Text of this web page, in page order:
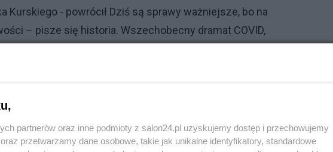
Kurskiego - powrócił Dziś są sprawy ważniejsze, bo na
– pisze się historia. Wszechobecny dramat COVID,
wojny na wschodzie i odradzająca się niemiecka
sprawia, że niepewność jutra przytłacza każdego z
schodzą na plan dalszy. Ale nie zmienia to faktu,
Ponieważ opinia publiczna ma prawo wiedzieć,
nas świecie (zawsze, ale tym bardziej dotyczy to
na pewno informują, a nie realizują – a to jednak
partnerów oraz inne podmioty z salon24.pl uzyskujemy dostęp i przechowujemy
przetwarzamy dane osobowe, takie jak unikalne identyfikatory, standardowe